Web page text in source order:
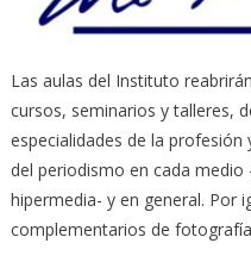
Las aulas del Instituto
cursos, seminarios y talleres,
especialidades de la
del periodismo en cada
hipermedia- y en general. Por
complementarios de